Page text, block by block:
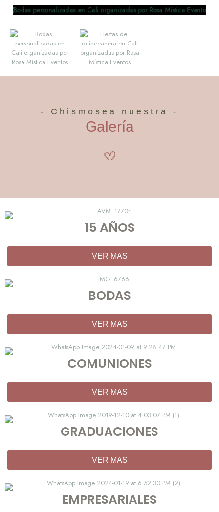
- Chismosea nuestra -
Galería
15 AÑOS
VER MAS
BODAS
VER MAS
COMUNIONES
VER MAS
GRADUACIONES
VER MAS
EMPRESARIALES